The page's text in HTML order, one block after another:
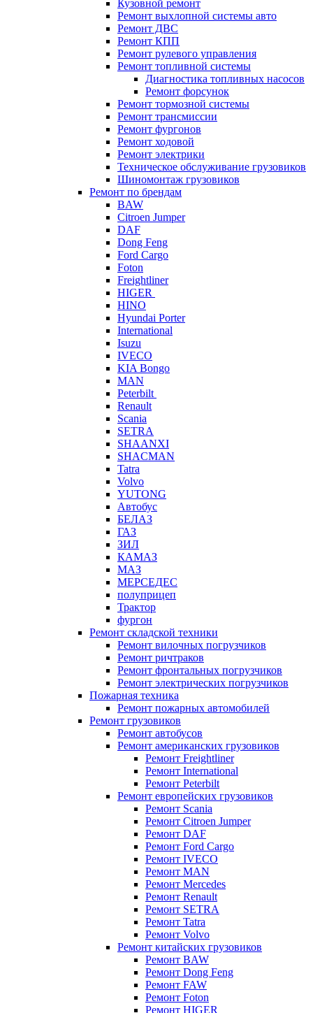
Кузовной ремонт
Ремонт выхлопной системы авто
Ремонт ДВС
Ремонт КПП
Ремонт рулевого управления
Ремонт топливной системы
Диагностика топливных насосов
Ремонт форсунок
Ремонт тормозной системы
Ремонт трансмиссии
Ремонт фургонов
Ремонт ходовой
Ремонт электрики
Техническое обслуживание грузовиков
Шиномонтаж грузовиков
Ремонт по брендам
BAW
Citroen Jumper
DAF
Dong Feng
Ford Cargo
Foton
Freightliner
HIGER
HINO
Hyundai Porter
International
Isuzu
IVECO
KIA Bongo
MAN
Peterbilt
Renault
Scania
SETRA
SHAANXI
SHACMAN
Tatra
Volvo
YUTONG
Автобус
БЕЛАЗ
ГАЗ
ЗИЛ
КАМАЗ
МАЗ
МЕРСЕДЕС
полуприцеп
Трактор
фургон
Ремонт складской техники
Ремонт вилочных погрузчиков
Ремонт ричтраков
Ремонт фронтальных погрузчиков
Ремонт электрических погрузчиков
Пожарная техника
Ремонт пожарных автомобилей
Ремонт грузовиков
Ремонт автобусов
Ремонт американских грузовиков
Ремонт Freightliner
Ремонт International
Ремонт Peterbilt
Ремонт европейских грузовиков
Ремонт Scania
Ремонт Citroen Jumper
Ремонт DAF
Ремонт Ford Cargo
Ремонт IVECO
Ремонт MAN
Ремонт Mercedes
Ремонт Renault
Ремонт SETRA
Ремонт Tatra
Ремонт Volvo
Ремонт китайских грузовиков
Ремонт BAW
Ремонт Dong Feng
Ремонт FAW
Ремонт Foton
Ремонт HIGER